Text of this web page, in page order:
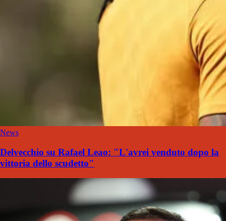
News
Delvecchio su Rafael Leao: "L'avrei venduto dopo la
vittoria dello scudetto"